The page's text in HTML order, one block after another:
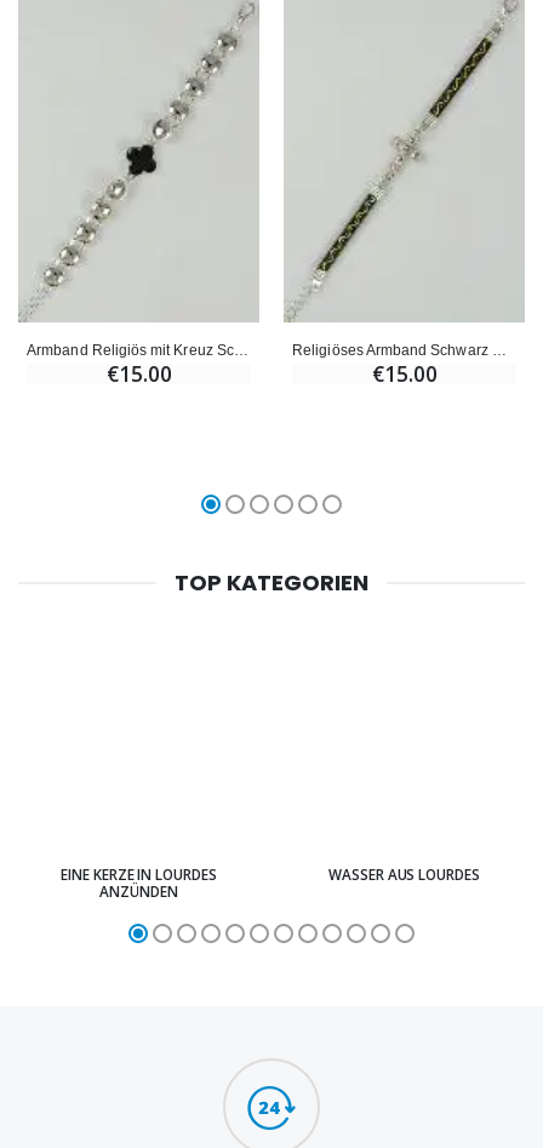
Armband Religiös mit Kreuz Schwarz
€15.00 €15.00
TOP KATEGORIEN
EINE KERZE IN LOURDES
ANZÜNDEN
WASSER AUS LOURDES